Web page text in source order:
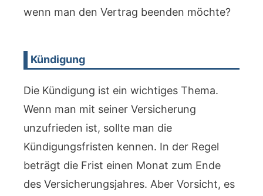
wenn man den Vertrag beenden möchte?
Kündigung
Die Kündigung ist ein wichtiges Thema.
Wenn man mit seiner Versicherung
unzufrieden ist, sollte man die
Kündigungsfristen kennen. In der Regel
beträgt die Frist einen Monat zum Ende
des Versicherungsjahres. Aber Vorsicht, es